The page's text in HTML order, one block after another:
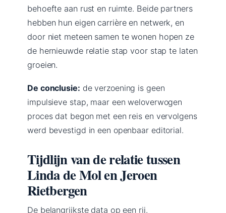
behoefte aan rust en ruimte. Beide partners
hebben hun eigen carrière en netwerk, en
door niet meteen samen te wonen hopen ze
de hernieuwde relatie stap voor stap te laten
groeien.
De conclusie: de verzoening is geen
impulsieve stap, maar een weloverwogen
proces dat begon met een reis en vervolgens
werd bevestigd in een openbaar editorial.
Tijdlijn van de relatie tussen
Linda de Mol en Jeroen
Rietbergen
De belangrijkste data op een rij.